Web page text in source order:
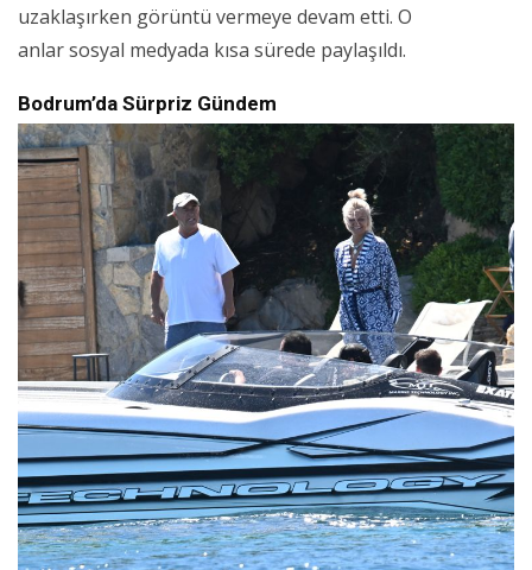
uzaklaşırken görüntü vermeye devam etti. O
anlar sosyal medyada kısa sürede paylaşıldı.
Bodrum’da Sürpriz Gündem